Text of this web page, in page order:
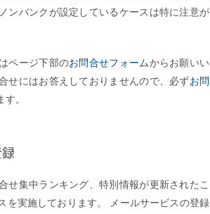
ンバンクが設定しているケースは特に注意が
ページ下部のお問合せフォームからお願いい
せにはお答えしておりませんので、必ずお問
。
せ集中ランキング、特別情報が更新されたこ
を実施しております。 メールサービスの登録